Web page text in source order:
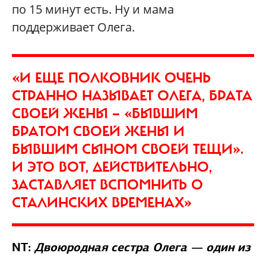
по 15 минут есть. Ну и мама
поддерживает Олега.
«И ЕЩЕ ПОЛКОВНИК ОЧЕНЬ
СТРАННО НАЗЫВАЕТ ОЛЕГА, БРАТА
СВОЕЙ ЖЕНЫ — «БЫВШИМ
БРАТОМ СВОЕЙ ЖЕНЫ И
БЫВШИМ СЫНОМ СВОЕЙ ТЕЩИ».
И ЭТО ВОТ, ДЕЙСТВИТЕЛЬНО,
ЗАСТАВЛЯЕТ ВСПОМНИТЬ О
СТАЛИНСКИХ ВРЕМЕНАХ»
NT: Двоюродная сестра Олега — один из